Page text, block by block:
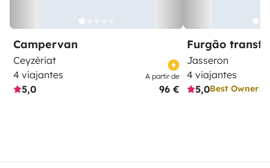
Campervan
Ceyzériat
4 viajantes
5,0
A partir de
96 €
Furgão
Jasseron
4 viajantes
5,0Best Owner